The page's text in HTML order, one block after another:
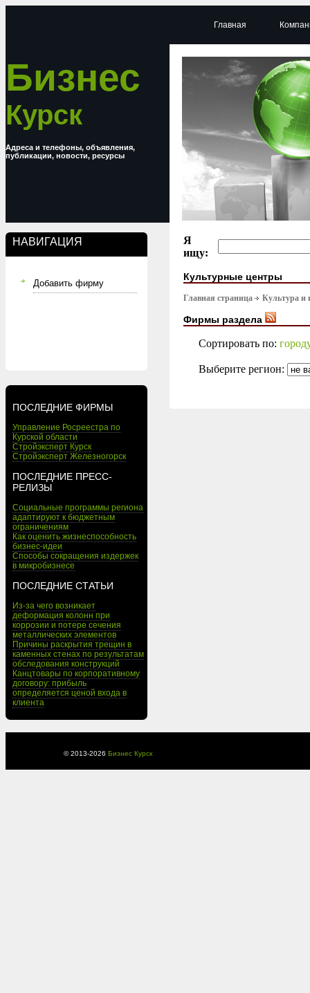
Бизнес
Курск
Адреса и телефоны, объявления,
публикации, новости, ресурсы
НАВИГАЦИЯ
Добавить фирму
ПОСЛЕДНИЕ ФИРМЫ
Управление Росреестра по
Курской области
Стройэксперт Курск
Стройэксперт Железногорск
ПОСЛЕДНИЕ ПРЕСС-
РЕЛИЗЫ
Социальные программы региона
адаптируют к бюджетным
ограничениям
Как оценить жизнеспособность
бизнес-идеи
Способы сокращения издержек
в микробизнесе
ПОСЛЕДНИЕ СТАТЬИ
Из-за чего возникает
деформация колонн при
коррозии и потере сечения
металлических элементов
Причины раскрытия трещин в
каменных стенах по результатам
обследования конструкций
Канцтовары по корпоративному
договору: прибыль
определяется ценой входа в
клиента
Главная
Я
ищу:
Культурные центры
Главная страница Культура и
Фирмы раздела
Сортировать по:
Выберите регион:
© 2013-2026 Бизнес Курск